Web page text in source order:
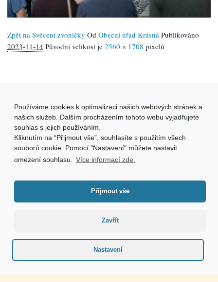
Zpět na Svěcení zvoničky Od Obecní úřad Krásná Publikováno
2023-11-14 Původní velikost je 2560 × 1708 pixelů
Tvorba webových stránek
Mapa webu
Informace o zpracování osobních údajů
Používáme cookies k optimalizaci našich webových stránek a
našich služeb. Dalším procházením tohoto webu vyjadřujete
souhlas s jejich používáním.
Kliknutím na “Přijmout vše”, souhlasíte s použitím všech
souborů cookie. Pomocí "Nastavení" můžete nastavit
omezení souhlasu.
Více informací zde.
Přijmout vše
Zavřít
Nastavení